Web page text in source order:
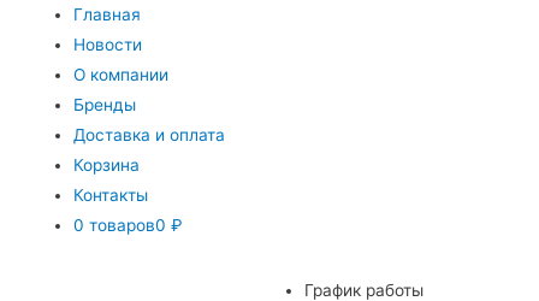
Главная
Новости
О компании
Бренды
Доставка и оплата
Корзина
Контакты
0 товаров0 ₽
График работы